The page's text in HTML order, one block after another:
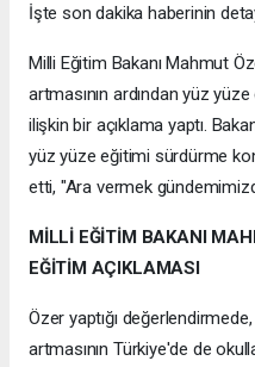
İşte son dakika haberinin
Milli Eğitim Bakanı Mahmut
artmasının ardından yüz
ilişkin bir açıklama yaptı.
yüz yüze eğitimi sürdürme
etti, "Ara vermek
MİLLİ EĞİTİM BAKANI
EĞİTİM AÇIKLAMASI
Özer yaptığı
artmasının Türkiye'de de